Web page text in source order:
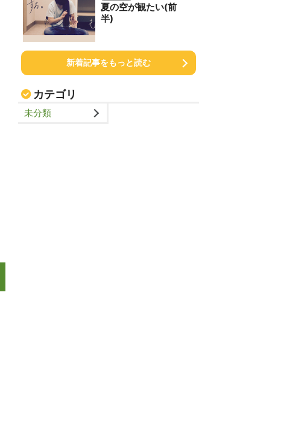
夏の空が観たい(前
半)
新着記事をもっと読む
カテゴリ
未分類